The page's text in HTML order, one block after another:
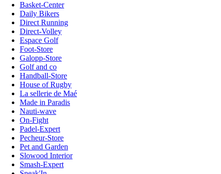
Basket-Center
Daily Bikers
Direct Running
Direct-Volley
Espace Golf
Foot-Store
Galopp-Store
Golf and co
Handball-Store
House of Rugby
La sellerie de Maé
Made in Paradis
Nauti-wave
On-Fight
Padel-Expert
Pecheur-Store
Pet and Garden
Slowood Interior
Smash-Expert